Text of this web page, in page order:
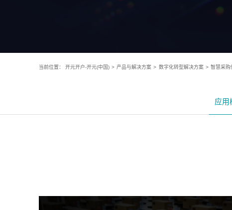
当前位置： 开元开户-开元(中国) > 产品与解决方案 > 数字化转型解决方案 > 智慧采购
应用